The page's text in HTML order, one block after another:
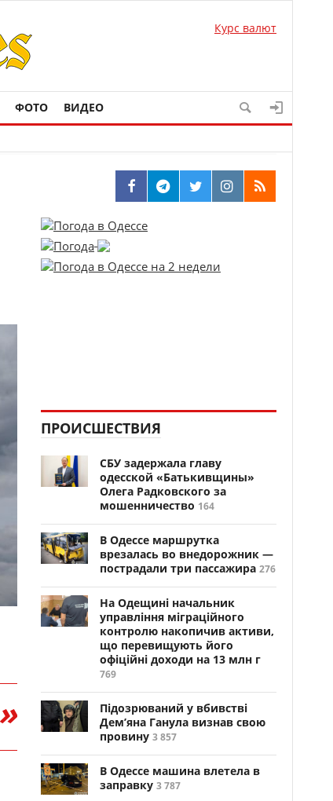
Курс валют
ФОТО ВИДЕО
ПРОИСШЕСТВИЯ
СБУ задержала главу
одесской «Батькивщины»
Олега Радковского за
мошенничество 164
В Одессе маршрутка
врезалась во внедорожник —
пострадали три пассажира 276
На Одещині начальник
управління міграційного
контролю накопичив активи,
що перевищують його
офіційні доходи на 13 млн г
769
Підозрюваний у вбивстві
Дем’яна Ганула визнав свою
провину 3 857
В Одессе машина влетела в
заправку 3 787